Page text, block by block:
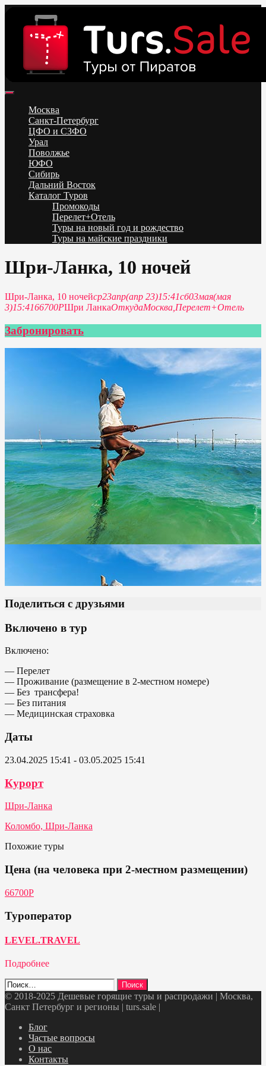
content
Низкие цены на путевки 3-7-10 ночей все включено, отдых на
море. Распродажа экскурсионных и горнолыжных туров.
Обновление каждый день. Официальный сайт Тур Сейл
Москва
Санкт-Петербург
ЦФО и СЗФО
Урал
Поволжье
ЮФО
Сибирь
Дальний Восток
Каталог Туров
Промокоды
Перелет+Отель
Туры на новый год и рождество
Туры на майские праздники
Шри-Ланка, 10 ночей
Шри-Ланка, 10 ночейср23апр(апр 23)15:41сб03мая(мая
3)15:4166700РШри ЛанкаОткудаМосква, Перелет+Отель
Забронировать
Поделиться с друзьями
Включено в тур
Включено:
— Перелет
— Проживание (размещение в 2-местном номере)
— Без трансфера!
— Без питания
— Медицинская страховка
Даты
23.04.2025 15:41 - 03.05.2025 15:41
Курорт
Шри-Ланка
Коломбо, Шри-Ланка
Похожие туры
Цена (на человека при 2-местном размещении)
66700Р
Туроператор
LEVEL.TRAVEL
Подробнее
Найти:
© 2018-2025 Дешевые горящие туры и распродажи | Москва,
Санкт Петербург и регионы | turs.sale |
Блог
Частые вопросы
О нас
Контакты